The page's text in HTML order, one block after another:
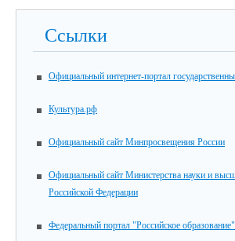
Ссылки
Официальный интернет-портал
Культура.рф
Официальный сайт Минпросвещения России
Официальный сайт Министерства науки и
Российской Федерации
Федеральный портал "Российское образование"